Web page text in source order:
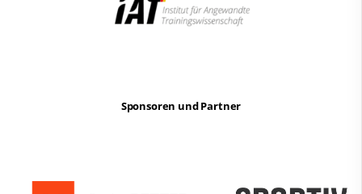
Sponsoren und Partner